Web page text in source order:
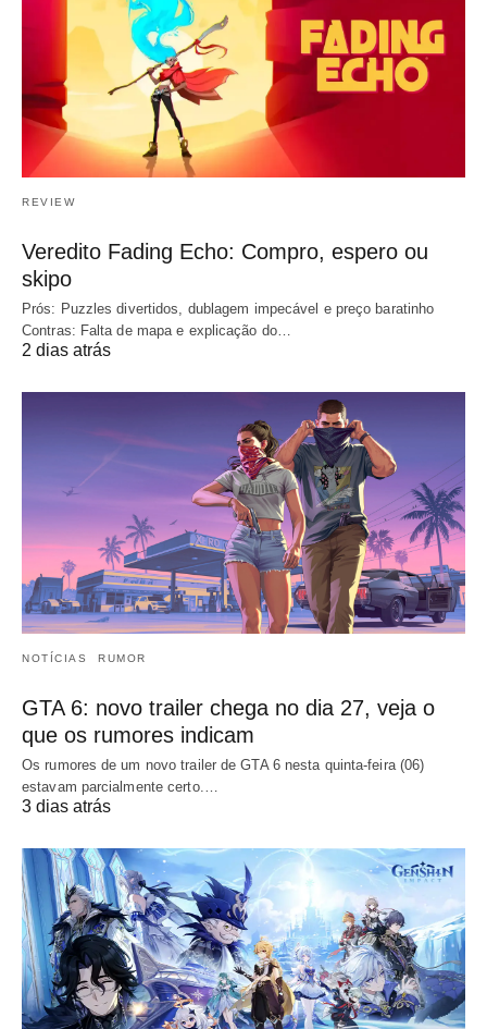
REVIEW
Veredito Fading Echo: Compro, espero ou
skipo
Prós: Puzzles divertidos, dublagem impecável e preço baratinho
Contras: Falta de mapa e explicação do…
2 dias atrás
NOTÍCIAS RUMOR
GTA 6: novo trailer chega no dia 27, veja o
que os rumores indicam
Os rumores de um novo trailer de GTA 6 nesta quinta-feira (06)
estavam parcialmente certo.…
3 dias atrás